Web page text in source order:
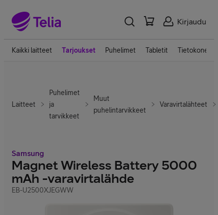
Kirjaudu
Kaikki laitteet Tarjoukset Puhelimet Tabletit Tietokoneet
Laitteet
Puhelimet
ja
tarvikkeet
Muut
puhelintarvikkeet
Varavirtalähteet
Samsung
Magnet Wireless Battery 5000
mAh -varavirtalähde
EB-U2500XJEGWW